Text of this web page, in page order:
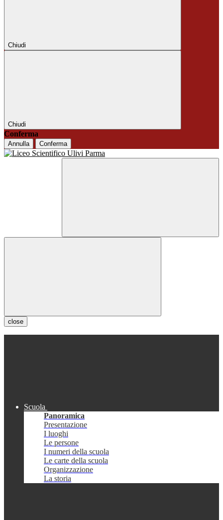
Chiudi
Chiudi
Conferma
Annulla Conferma
close
Scuola
Panoramica
Presentazione
I luoghi
Le persone
I numeri della scuola
Le carte della scuola
Organizzazione
La storia